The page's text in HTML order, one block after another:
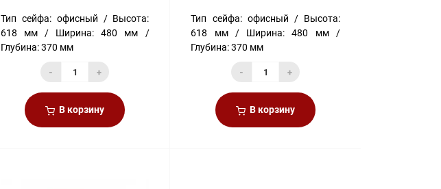
Тип сейфа: офисный
Высота:
618 мм
Ширина:
480 мм
Глубина:370 мм
- +
В корзину
Тип сейфа: офисный
Высота:
618 мм
Ширина:
480 мм
Глубина: 370 мм
- +
В корзину